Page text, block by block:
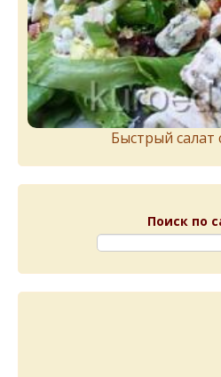
Быстрый салат
Поиск по